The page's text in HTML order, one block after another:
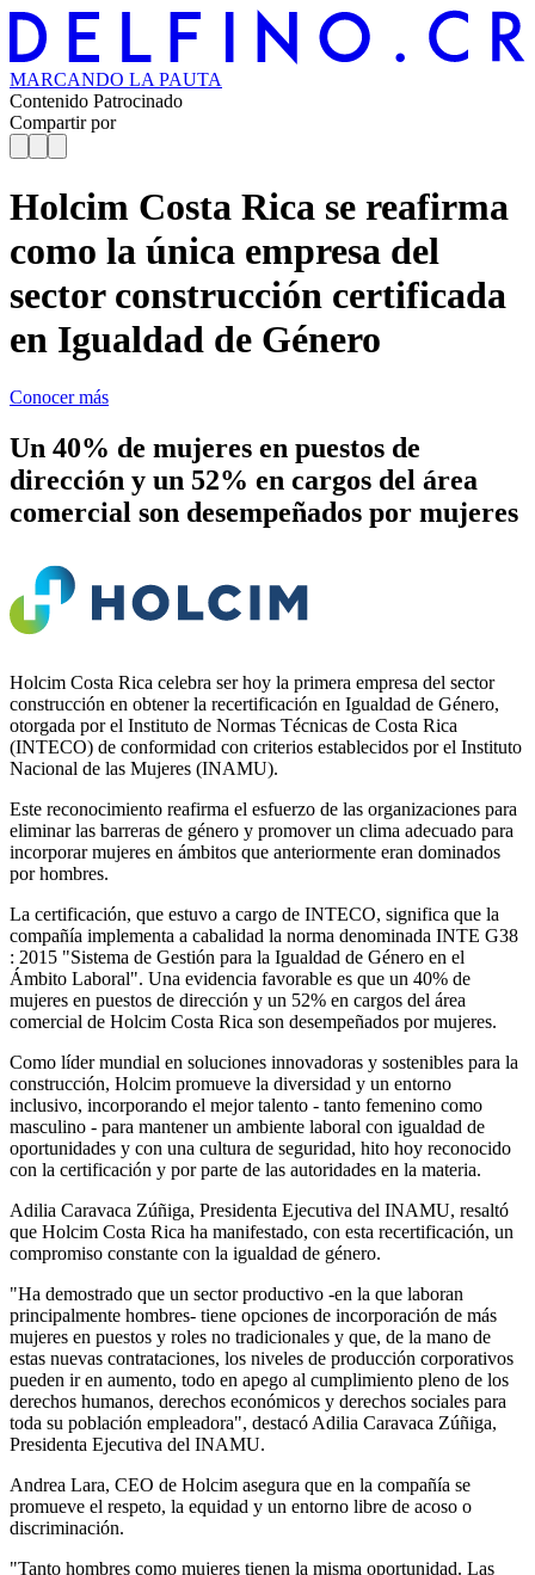
MARCANDO LA PAUTA
Contenido Patrocinado
Compartir por
Holcim Costa Rica se reafirma
como la única empresa del
sector construcción certificada
en Igualdad de Género
Conocer más
Un 40% de mujeres en puestos de
dirección y un 52% en cargos del área
comercial son desempeñados por mujeres
Holcim Costa Rica celebra ser hoy la primera empresa del sector
construcción en obtener la recertificación en Igualdad de Género,
otorgada por el Instituto de Normas Técnicas de Costa Rica
(INTECO) de conformidad con criterios establecidos por el Instituto
Nacional de las Mujeres (INAMU).
Este reconocimiento reafirma el esfuerzo de las organizaciones para
eliminar las barreras de género y promover un clima adecuado para
incorporar mujeres en ámbitos que anteriormente eran dominados
por hombres.
La certificación, que estuvo a cargo de INTECO, significa que la
compañía implementa a cabalidad la norma denominada INTE G38
: 2015 "Sistema de Gestión para la Igualdad de Género en el
Ámbito Laboral". Una evidencia favorable es que un 40% de
mujeres en puestos de dirección y un 52% en cargos del área
comercial de Holcim Costa Rica son desempeñados por mujeres.
Como líder mundial en soluciones innovadoras y sostenibles para la
construcción, Holcim promueve la diversidad y un entorno
inclusivo, incorporando el mejor talento - tanto femenino como
masculino - para mantener un ambiente laboral con igualdad de
oportunidades y con una cultura de seguridad, hito hoy reconocido
con la certificación y por parte de las autoridades en la materia.
Adilia Caravaca Zúñiga, Presidenta Ejecutiva del INAMU, resaltó
que Holcim Costa Rica ha manifestado, con esta recertificación, un
compromiso constante con la igualdad de género.
"Ha demostrado que un sector productivo -en la que laboran
principalmente hombres- tiene opciones de incorporación de más
mujeres en puestos y roles no tradicionales y que, de la mano de
estas nuevas contrataciones, los niveles de producción corporativos
pueden ir en aumento, todo en apego al cumplimiento pleno de los
derechos humanos, derechos económicos y derechos sociales para
toda su población empleadora", destacó Adilia Caravaca Zúñiga,
Presidenta Ejecutiva del INAMU.
Andrea Lara, CEO de Holcim asegura que en la compañía se
promueve el respeto, la equidad y un entorno libre de acoso o
discriminación.
"Tanto hombres como mujeres tienen la misma oportunidad. Las